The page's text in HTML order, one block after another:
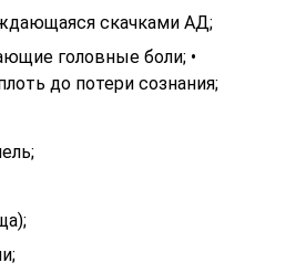
скачками АД;
головные боли; •
до потери сознания;